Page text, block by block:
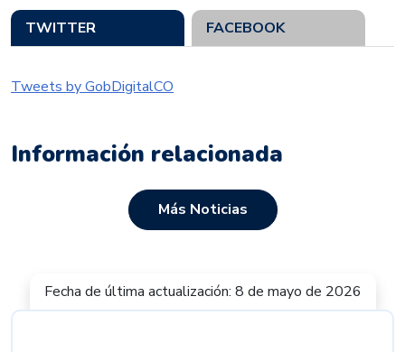
TWITTER FACEBOOK
Tweets by GobDigitalCO
Información relacionada
Más Noticias
Fecha de última actualización: 8 de mayo de 2026